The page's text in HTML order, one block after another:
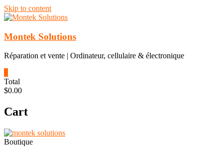
Skip to content
Montek Solutions
Réparation et vente | Ordinateur, cellulaire & électronique
Total
$0.00
Cart
Boutique